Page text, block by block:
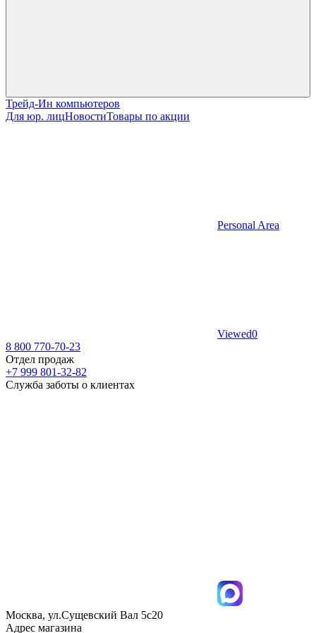
Трейд-Ин компьютеров
Для юр. лицНовостиТовары по акции
Personal Area
Viewed0
8 800 770-70-23
Отдел продаж
+7 999 801-32-82
Служба заботы о клиентах
Москва, ул.Сущевский Вал 5с20
Адрес магазина